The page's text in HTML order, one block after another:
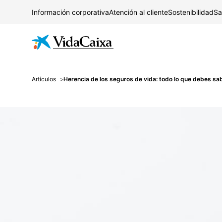
Información corporativaAtención al clienteSostenibilidad
Artículos Herencia de los seguros de vida: todo lo que debes